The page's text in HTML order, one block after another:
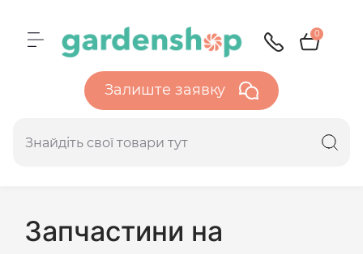
0
Залиште заявку
Запчастини на